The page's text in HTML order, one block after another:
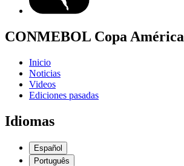
CONMEBOL Copa América
Inicio
Noticias
Videos
Ediciones pasadas
Idiomas
Español
Português